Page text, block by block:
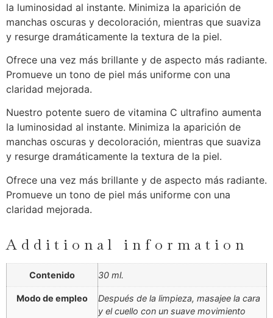
la luminosidad al instante. Minimiza la aparición de
manchas oscuras y decoloración, mientras que suaviza
y resurge dramáticamente la textura de la piel.
Ofrece una vez más brillante y de aspecto más radiante.
Promueve un tono de piel más uniforme con una
claridad mejorada.
Nuestro potente suero de vitamina C ultrafino aumenta
la luminosidad al instante. Minimiza la aparición de
manchas oscuras y decoloración, mientras que suaviza
y resurge dramáticamente la textura de la piel.
Ofrece una vez más brillante y de aspecto más radiante.
Promueve un tono de piel más uniforme con una
claridad mejorada.
Additional information
Contenido 30 ml.
Modo de empleo
Después de la limpieza, masajee la cara
y el cuello con un suave movimiento